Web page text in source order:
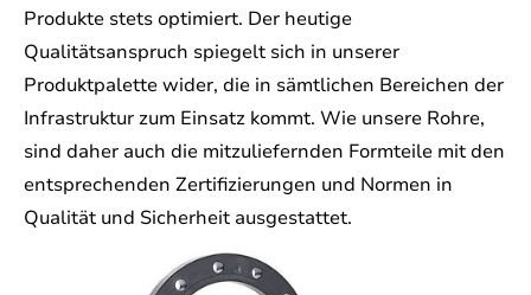
Produkte stets optimiert. Der heutige
Qualitätsanspruch spiegelt sich in unserer
Produktpalette wider, die in sämtlichen Bereichen der
Infrastruktur zum Einsatz kommt. Wie unsere Rohre,
sind daher auch die mitzuliefernden Formteile mit den
entsprechenden Zertifizierungen und Normen in
Qualität und Sicherheit ausgestattet.